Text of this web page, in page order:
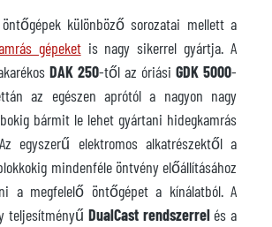
különböző sorozatai mellett a
gépeketis nagy sikerrel gyártja. A
DAK 250-től az óriási GDK 5000-
az egészen aprótól a nagyon nagy
bármit le lehet gyártani hidegkamrás
egyszerű elektromos alkatrészektől a
mindenféle öntvény előállításához
a megfelelő öntőgépet a kínálatból. A
teljesítményű DualCast rendszerrelés a